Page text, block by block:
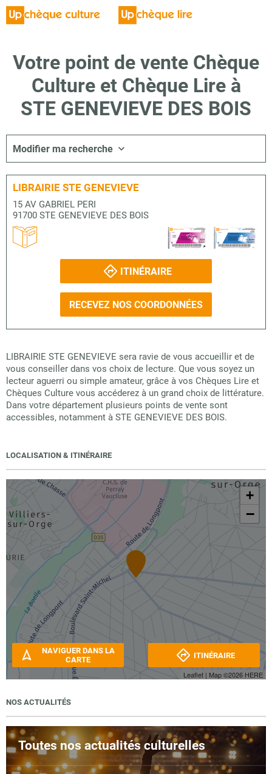
Votre point de vente Chèque
Culture et Chèque Lire à
STE GENEVIEVE DES BOIS
Modifier ma recherche
LIBRAIRIE STE GENEVIEVE
15 AV GABRIEL PERI
91700 STE GENEVIEVE DES BOIS
ITINÉRAIRE
RECEVEZ NOS COORDONNÉES
LIBRAIRIE STE GENEVIEVE sera ravie de vous accueillir et de
vous conseiller dans vos choix de lecture. Que vous soyez un
lecteur aguerri ou simple amateur, grâce à vos Chèques Lire et
Chèques Culture vous accéderez à un grand choix de littérature.
Dans votre département plusieurs points de vente sont
accessibles, notamment à STE GENEVIEVE DES BOIS.
LOCALISATION & ITINÉRAIRE
+
−
Leaflet | Map ©2026 HERE
NAVIGUER DANS LA
CARTE
ITINÉRAIRE
NOS ACTUALITÉS
Toutes nos actualités culturelles